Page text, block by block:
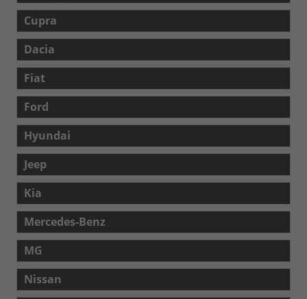
Cupra
Dacia
Fiat
Ford
Hyundai
Jeep
Kia
Mercedes-Benz
MG
Nissan